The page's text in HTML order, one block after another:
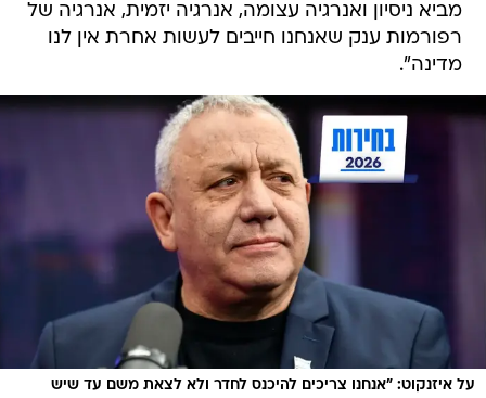
מביא ניסיון ואנרגיה עצומה, אנרגיה יזמית, אנרגיה של
רפורמות ענק שאנחנו חייבים לעשות אחרת אין לנו
מדינה".
על איזנקוט: "אנחנו צריכים להיכנס לחדר ולא לצאת משם עד שיש